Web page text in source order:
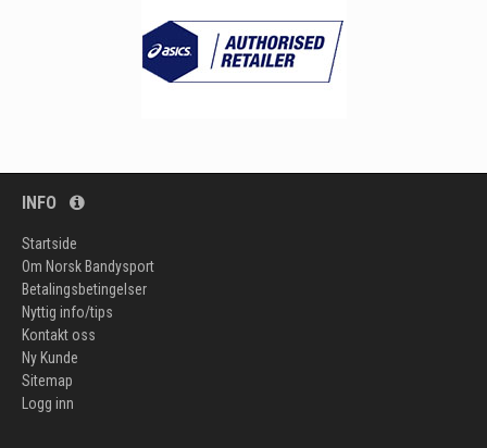
INFO
Startside
Om Norsk Bandysport
Betalingsbetingelser
Nyttig info/tips
Kontakt oss
Ny Kunde
Sitemap
Logg inn